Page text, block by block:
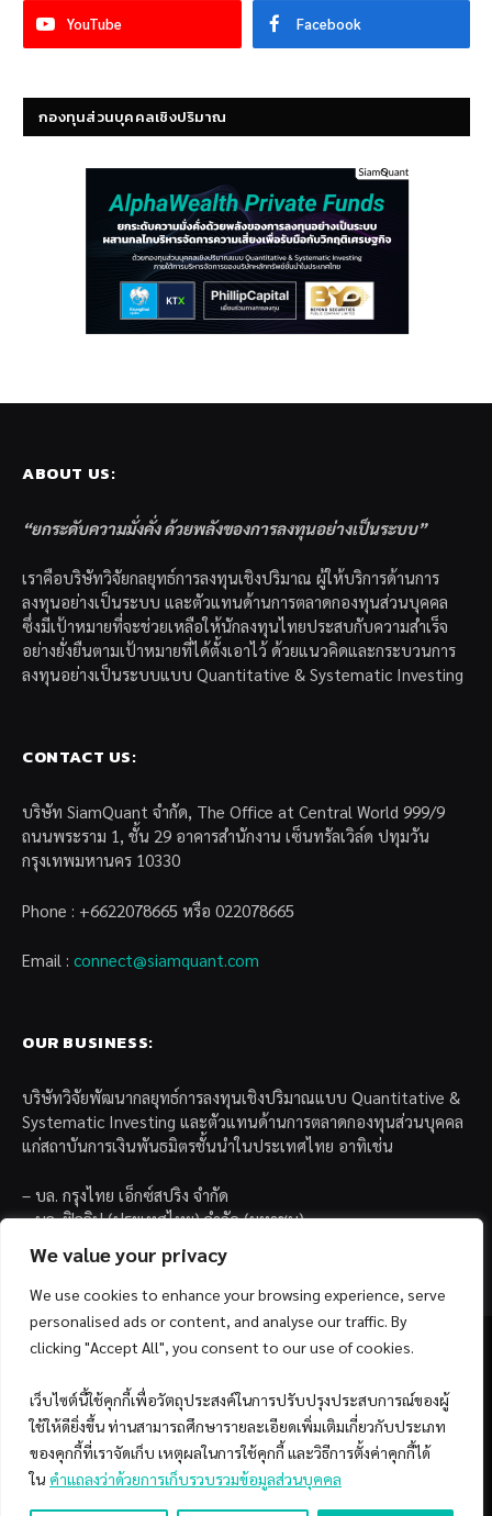
We value your privacy
We use cookies to enhance your browsing experience, serve
personalised ads or content, and analyse our traffic. By
clicking "Accept All", you consent to our use of cookies.
เว็บไซต์นี้ใช้คุกกี้เพื่อวัตถุประสงค์ในการปรับปรุงประสบการณ์ของผู้
ใช้ให้ดียิ่งขึ้น ท่านสามารถศึกษารายละเอียดเพิ่มเติมเกี่ยวกับประเภท
ของคุกกี้ที่เราจัดเก็บ เหตุผลในการใช้คุกกี้ และวิธีการตั้งค่าคุกกี้ได้
ใน คำแถลงว่าด้วยการเก็บรวบรวมข้อมูลส่วนบุคคล
YouTube Facebook
กองทุนส่วนบุคคลเชิงปริมาณ
ABOUT US:
“ยกระดับความมั่งคั่ง ด้วยพลังของการลงทุนอย่างเป็นระบบ”
เราคือบริษัทวิจัยกลยุทธ์การลงทุนเชิงปริมาณ ผู้ให้บริการด้านการ
ลงทุนอย่างเป็นระบบ และตัวแทนด้านการตลาดกองทุนส่วนบุคคล
ซึ่งมีเป้าหมายที่จะช่วยเหลือให้นักลงทุนไทยประสบกับความสำเร็จ
อย่างยั่งยืนตามเป้าหมายที่ได้ตั้งเอาไว้ ด้วยแนวคิดและกระบวนการ
ลงทุนอย่างเป็นระบบแบบ Quantitative & Systematic Investing
CONTACT US:
บริษัท SiamQuant จำกัด, The Office at Central World 999/9
ถนนพระราม 1, ชั้น 29 อาคารสำนักงาน เซ็นทรัลเวิล์ด ปทุมวัน
กรุงเทพมหานคร 10330
Phone : +6622078665 หรือ 022078665
Email : connect@siamquant.com
OUR BUSINESS:
บริษัทวิจัยพัฒนากลยุทธ์การลงทุนเชิงปริมาณแบบ Quantitative &
Systematic Investing และตัวแทนด้านการตลาดกองทุนส่วนบุคคล
แก่สถาบันการเงินพันธมิตรชั้นนำในประเทศไทย อาทิเช่น
– บล. กรุงไทย เอ็กซ์สปริง จำกัด
– บล. ฟิลลิป (ประเทศไทย) จำกัด (มหาชน)
FacebookYouTube
© 2026 Copyright by SiamQuant.